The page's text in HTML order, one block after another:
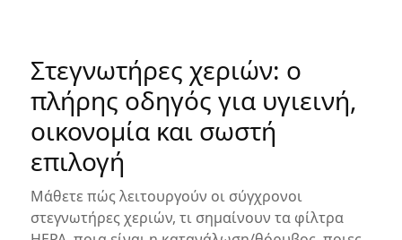
Τρόποι εγκατάστασης
Εργαλεία επιλογής & υπολογισμού
Σημεία διάθεσης
Οδηγοί Επιλογής
Στεγνωτήρες χεριών: ο
πλήρης οδηγός για υγιεινή,
οικονομία και σωστή
επιλογή
Μάθετε πώς λειτουργούν οι σύγχρονοι
στεγνωτήρες χεριών, τι σημαίνουν τα φίλτρα